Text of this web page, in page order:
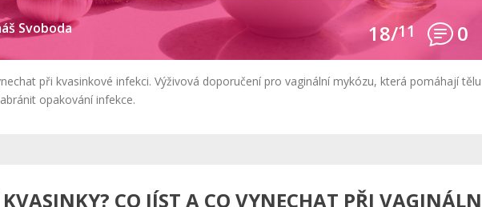
Svoboda 18/11 0
při kvasinkové infekci. Výživová doporučení pro vaginální mykózu, která pomáhají tělu
opakování infekce.
CO JÍST A CO VYNECHAT PŘI